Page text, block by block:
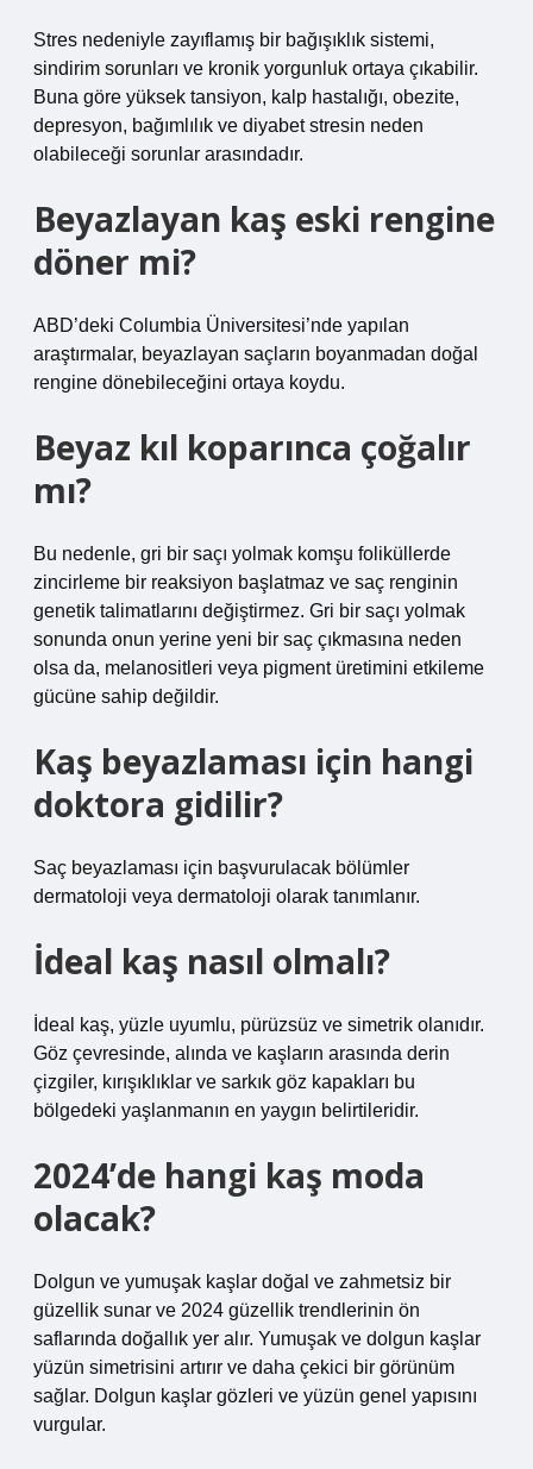
Stres nedeniyle zayıflamış bir bağışıklık sistemi,
sindirim sorunları ve kronik yorgunluk ortaya çıkabilir.
Buna göre yüksek tansiyon, kalp hastalığı, obezite,
depresyon, bağımlılık ve diyabet stresin neden
olabileceği sorunlar arasındadır.
Beyazlayan kaş eski rengine
döner mi?
ABD’deki Columbia Üniversitesi’nde yapılan
araştırmalar, beyazlayan saçların boyanmadan doğal
rengine dönebileceğini ortaya koydu.
Beyaz kıl koparınca çoğalır
mı?
Bu nedenle, gri bir saçı yolmak komşu foliküllerde
zincirleme bir reaksiyon başlatmaz ve saç renginin
genetik talimatlarını değiştirmez. Gri bir saçı yolmak
sonunda onun yerine yeni bir saç çıkmasına neden
olsa da, melanositleri veya pigment üretimini etkileme
gücüne sahip değildir.
Kaş beyazlaması için hangi
doktora gidilir?
Saç beyazlaması için başvurulacak bölümler
dermatoloji veya dermatoloji olarak tanımlanır.
İdeal kaş nasıl olmalı?
İdeal kaş, yüzle uyumlu, pürüzsüz ve simetrik olanıdır.
Göz çevresinde, alında ve kaşların arasında derin
çizgiler, kırışıklıklar ve sarkık göz kapakları bu
bölgedeki yaşlanmanın en yaygın belirtileridir.
2024’de hangi kaş moda
olacak?
Dolgun ve yumuşak kaşlar doğal ve zahmetsiz bir
güzellik sunar ve 2024 güzellik trendlerinin ön
saflarında doğallık yer alır. Yumuşak ve dolgun kaşlar
yüzün simetrisini artırır ve daha çekici bir görünüm
sağlar. Dolgun kaşlar gözleri ve yüzün genel yapısını
vurgular.